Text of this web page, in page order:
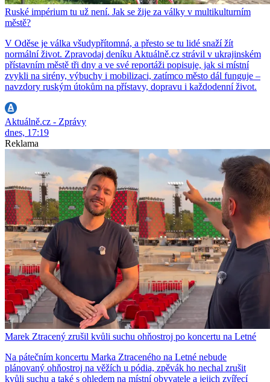
Ruské impérium tu už není. Jak se žije za války v multikulturním
městě?
V Oděse je válka všudypřítomná, a přesto se tu lidé snaží žít
normální život. Zpravodaj deníku Aktuálně.cz strávil v ukrajinském
přístavním městě tři dny a ve své reportáži popisuje, jak si místní
zvykli na sirény, výbuchy i mobilizaci, zatímco město dál funguje –
navzdory ruským útokům na přístavy, dopravu i každodenní život.
Aktuálně.cz - Zprávy
dnes, 17:19
Reklama
Marek Ztracený zrušil kvůli suchu ohňostroj po koncertu na Letné
Na pátečním koncertu Marka Ztraceného na Letné nebude
plánovaný ohňostroj na věžích u pódia, zpěvák ho nechal zrušit
kvůli suchu a také s ohledem na místní obyvatele a jejich zvířecí